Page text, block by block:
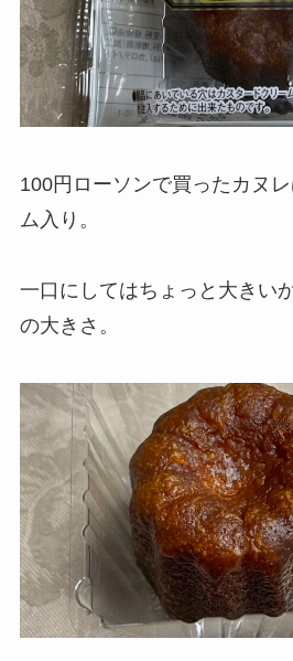
100円ローソンで買ったカヌ
ム入り。
一口にしてはちょっと大きい
の大きさ。